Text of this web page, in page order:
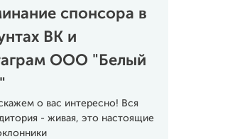
спонсора в
ВК и
ООО "Белый
о вас интересно! Вся
- живая, это настоящие